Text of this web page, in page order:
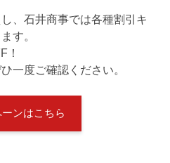
、石井商事では各種割引キ
す。
！
一度ご確認ください。
ンはこちら